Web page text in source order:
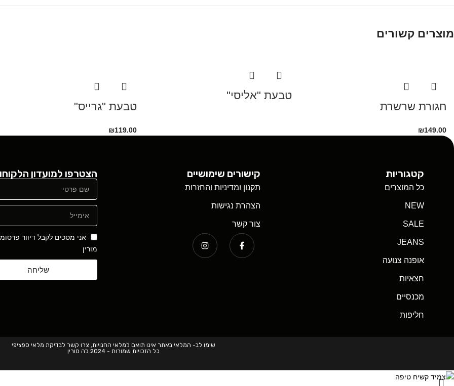
מוצרים קשורים
חגורת שרשרת
₪149.00
טבעת "אליסי"
טבעת "גרייס"
₪119.00
קטגוריות
כל המוצרים
NEW
SALE
JEANS
אופנה צנועה
חצאיות
מכנסיים
חליפות
קישורים שימושיים
תקנון ומדיניות והחזרות
הצהרת נגישות
צור קשר
הצטרפו למועדון
אני מסכים לקבל דיוור
מורין
שליחה
שימו לב- המלאי באתר אינו תואם למלאי החנויות, צרו קשר לבדיקת מלאי ספציפי
כל הזכויות שמורות - 2024 לה מורין